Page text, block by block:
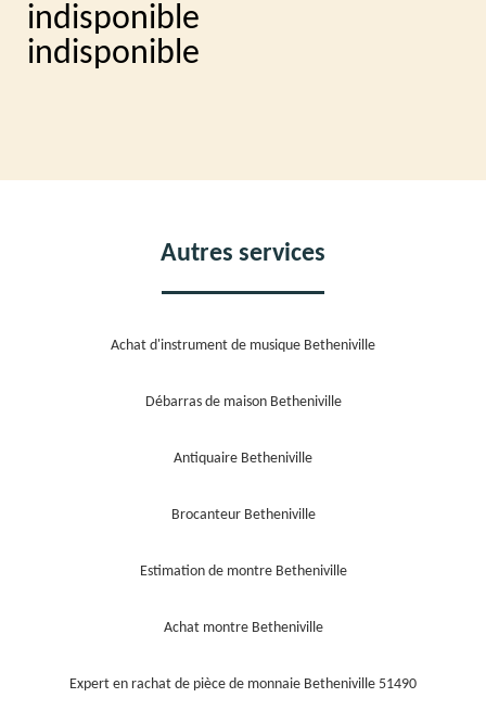
indisponible
indisponible
Autres services
Achat d'instrument de musique Betheniville
Débarras de maison Betheniville
Antiquaire Betheniville
Brocanteur Betheniville
Estimation de montre Betheniville
Achat montre Betheniville
Expert en rachat de pièce de monnaie Betheniville 51490